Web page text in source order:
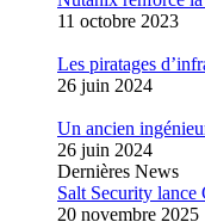
11 octobre 2023
Les piratages
26 juin 2024
Un ancien
26 juin 2024
Dernières News
Salt Security lance
20 novembre 2025